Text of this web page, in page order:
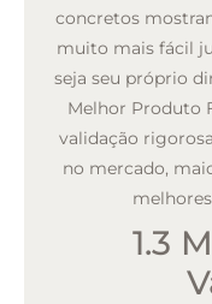
concretos
muito mais fácil
seja seu próprio
Melhor Produto
validação
no mercado,
1.3